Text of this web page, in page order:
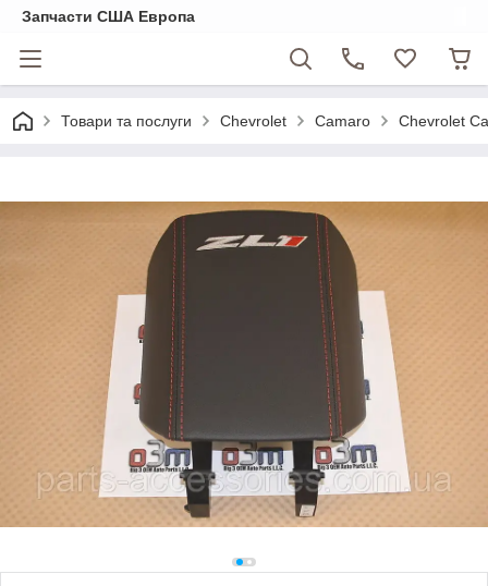
Запчасти США Европа
Товари та послуги Chevrolet Camaro Chevrolet